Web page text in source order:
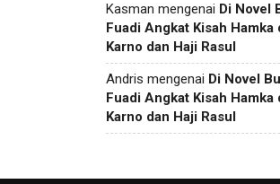
Kasman mengenai Di Novel
Fuadi Angkat Kisah Hamka
Karno dan Haji Rasul
Andris mengenai Di Novel
Fuadi Angkat Kisah Hamka
Karno dan Haji Rasul